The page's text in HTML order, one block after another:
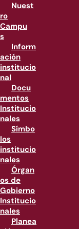
Nuest
ro
Campu
s
Inform
ación
institucio
nal
Docu
mentos
Institucio
nales
Símbo
los
institucio
nales
Órgan
os de
Gobierno
Institucio
nales
Planea